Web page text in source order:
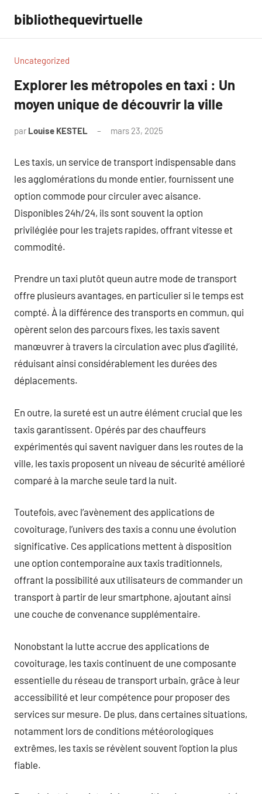
contenu
bibliothequevirtuelle
Uncategorized
Explorer les métropoles en taxi : Un
moyen unique de découvrir la ville
par Louise KESTEL mars 23, 2025
Les taxis, un service de transport indispensable dans
les agglomérations du monde entier, fournissent une
option commode pour circuler avec aisance.
Disponibles 24h/24, ils sont souvent la option
privilégiée pour les trajets rapides, offrant vitesse et
commodité.
Prendre un taxi plutôt queun autre mode de transport
offre plusieurs avantages, en particulier si le temps est
compté. À la différence des transports en commun, qui
opèrent selon des parcours fixes, les taxis savent
manœuvrer à travers la circulation avec plus d’agilité,
réduisant ainsi considérablement les durées des
déplacements.
En outre, la sureté est un autre élément crucial que les
taxis garantissent. Opérés par des chauffeurs
expérimentés qui savent naviguer dans les routes de la
ville, les taxis proposent un niveau de sécurité amélioré
comparé à la marche seule tard la nuit.
Toutefois, avec l’avènement des applications de
covoiturage, l’univers des taxis a connu une évolution
significative. Ces applications mettent à disposition
une option contemporaine aux taxis traditionnels,
offrant la possibilité aux utilisateurs de commander un
transport à partir de leur smartphone, ajoutant ainsi
une couche de convenance supplémentaire.
Nonobstant la lutte accrue des applications de
covoiturage, les taxis continuent de une composante
essentielle du réseau de transport urbain, grâce à leur
accessibilité et leur compétence pour proposer des
services sur mesure. De plus, dans certaines situations,
notamment lors de conditions météorologiques
extrêmes, les taxis se révèlent souvent l’option la plus
fiable.